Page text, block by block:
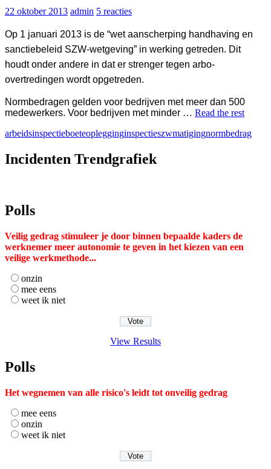
te
selecteren.
op
Enter
om
het
zoekresultaat
te
Als
met
swipetekens
gebruiken.
22 oktober 2013 admin 5 reacties
Op 1 januari 2013 is de “wet aanscherping handhaving en
sanctiebeleid SZW-wetgeving” in werking getreden. Dit
houdt onder andere in dat er strenger tegen arbo-
overtredingen wordt opgetreden.
Normbedragen gelden voor bedrijven met meer dan 500
medewerkers. Voor bedrijven met minder … Read the rest
arbeidsinspectieboeteoplegginginspectieszwmatigingnormbedrag
Incidenten Trendgrafiek
Polls
Veilig gedrag stimuleer je door binnen bepaalde kaders de
werknemer meer autonomie te geven in het kiezen van een
veilige werkmethode...
onzin
mee eens
weet ik niet
View Results
Polls
Het wegnemen van alle risico's leidt tot onveilig gedrag
mee eens
onzin
weet ik niet